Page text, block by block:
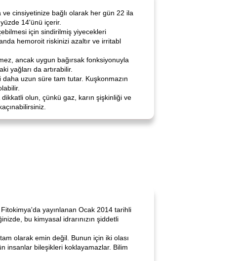
ve cinsiyetinize bağlı olarak her gün 22 ila
14'ünü içerir.
için sindirilmiş yiyecekleri
hemoroit riskinizi azaltır ve irritabl
ancak uygun bağırsak fonksiyonuyla
yağları da artırabilir.
daha uzun süre tam tutar. Kuşkonmazın
olun, çünkü gaz, karın şişkinliği ve
yayınlanan Ocak 2014 tarihli
bu kimyasal idrarınızın şiddetli
olarak emin değil. Bunun için iki olası
insanlar bileşikleri koklayamazlar. Bilim